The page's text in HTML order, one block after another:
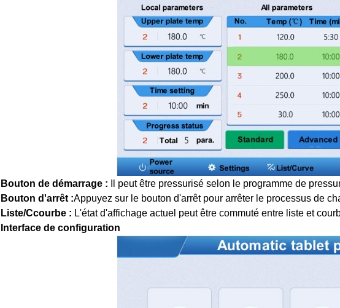
Bouton de démarrage :
Il peut être pressurisé selon le programme de
Bouton d'arrêt :Appuyez sur le bouton d'arrêt pour arrêter le processus de
Liste/Ccourbe : L'état d'affichage actuel peut être commuté entre liste et
Interface de configuration